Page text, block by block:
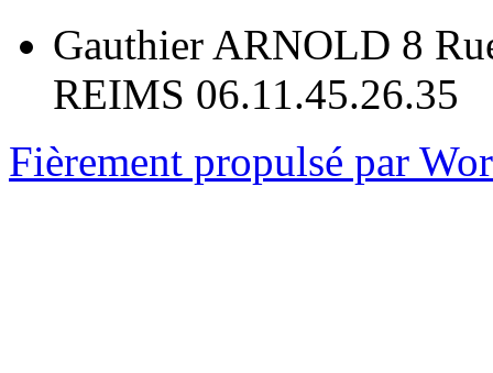
Gauthier ARNOLD 8
REIMS 06.11.45.26.35
Fièrement propulsé par